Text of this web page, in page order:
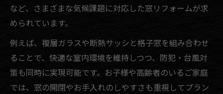
など、さまざまな気候課題に対応した窓リフォームが求
められています。
例えば、複層ガラスや断熱サッシと格子窓を組み合わせ
ることで、快適な室内環境を維持しつつ、防犯・台風対
策も同時に実現可能です。お子様や高齢者のいるご家庭
では、窓の開閉やお手入れのしやすさも重視してプラン